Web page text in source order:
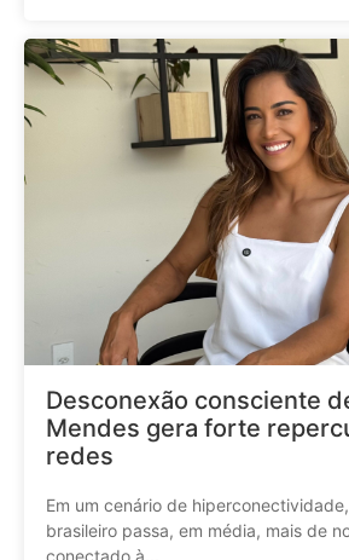
Desconexão consciente
Mendes gera forte
redes
Em um cenário de
brasileiro passa, em média, mais de